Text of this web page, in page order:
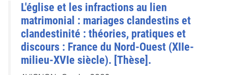
L'église et les infractions au lien
matrimonial : mariages clandestins et
clandestinité : théories, pratiques et
discours : France du Nord-Ouest (XIIe-
milieu-XVIe siècle). [Thèse].